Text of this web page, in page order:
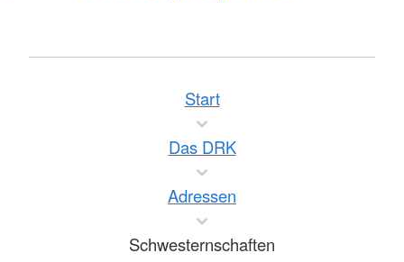
Start
Das DRK
Adressen
Schwesternschaften